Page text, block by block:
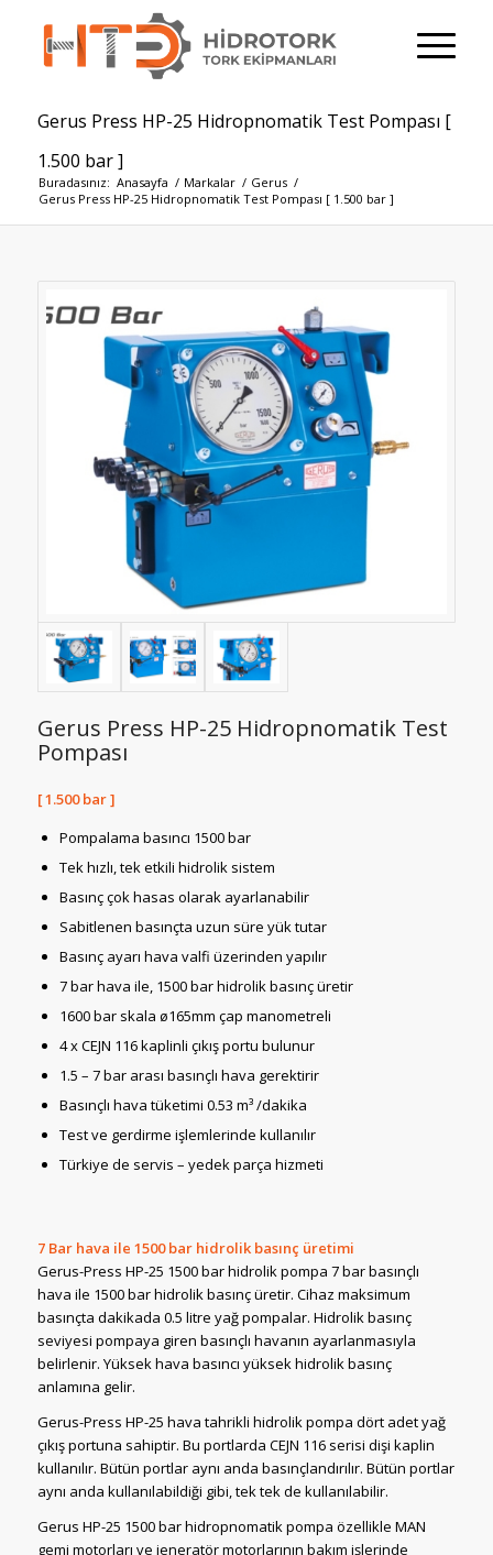
Gerus Press HP-25 Hidropnomatik Test Pompası [
1.500 bar ]
Buradasınız: Anasayfa / Markalar / Gerus /
Gerus Press HP-25 Hidropnomatik Test Pompası [ 1.500 bar ]
Gerus Press HP-25 Hidropnomatik Test
Pompası
[ 1.500 bar ]
Pompalama basıncı 1500 bar
Tek hızlı, tek etkili hidrolik sistem
Basınç çok hasas olarak ayarlanabilir
Sabitlenen basınçta uzun süre yük tutar
Basınç ayarı hava valfi üzerinden yapılır
7 bar hava ile, 1500 bar hidrolik basınç üretir
1600 bar skala ø165mm çap manometreli
4 x CEJN 116 kaplinli çıkış portu bulunur
1.5 – 7 bar arası basınçlı hava gerektirir
Basınçlı hava tüketimi 0.53 m³ /dakika
Test ve gerdirme işlemlerinde kullanılır
Türkiye de servis – yedek parça hizmeti
7 Bar hava ile 1500 bar hidrolik basınç üretimi
Gerus-Press HP-25 1500 bar hidrolik pompa 7 bar basınçlı
hava ile 1500 bar hidrolik basınç üretir. Cihaz maksimum
basınçta dakikada 0.5 litre yağ pompalar. Hidrolik basınç
seviyesi pompaya giren basınçlı havanın ayarlanmasıyla
belirlenir. Yüksek hava basıncı yüksek hidrolik basınç
anlamına gelir.
Gerus-Press HP-25 hava tahrikli hidrolik pompa dört adet yağ
çıkış portuna sahiptir. Bu portlarda CEJN 116 serisi dişi kaplin
kullanılır. Bütün portlar aynı anda basınçlandırılır. Bütün portlar
aynı anda kullanılabildiği gibi, tek tek de kullanılabilir.
Gerus HP-25 1500 bar hidropnomatik pompa özellikle MAN
gemi motorları ve jeneratör motorlarının bakım işlerinde